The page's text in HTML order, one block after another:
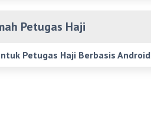
Petugas Haji
Petugas Haji Berbasis Android